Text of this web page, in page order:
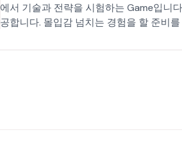
에서 기술과 전략을 시험하는 Game입니
공합니다. 몰입감 넘치는 경험을 할 준비를